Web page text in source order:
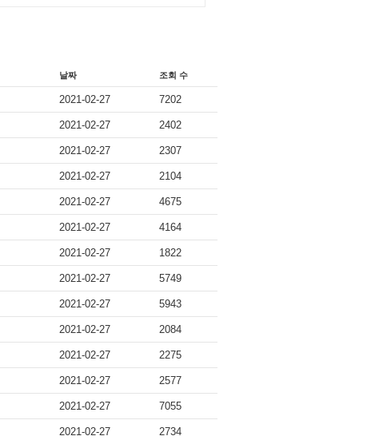
날짜 조회 수
2021-02-27 7202
2021-02-27 2402
2021-02-27 2307
2021-02-27 2104
2021-02-27 4675
2021-02-27 4164
2021-02-27 1822
2021-02-27 5749
2021-02-27 5943
2021-02-27 2084
2021-02-27 2275
2021-02-27 2577
2021-02-27 7055
2021-02-27 2734